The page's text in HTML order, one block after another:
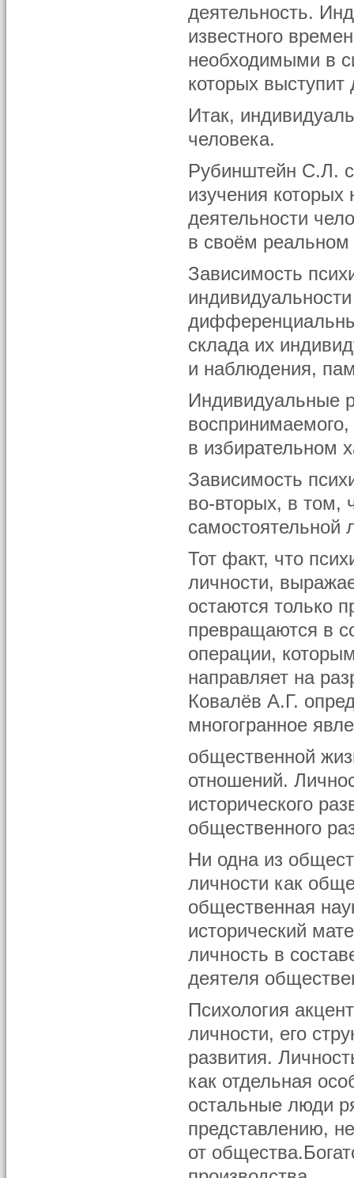
деятельность.
известного
необходимыми в
которых
Итак,
человека.
Рубинштейн С.Л.
изучения которых
деятельности
в своём реальном
Зависимость
склада их
и наблюдения,
Индивидуальные
в избирательном
Зависимость
во-вторых, в том,
самостоятельной
Тот факт, что
личности,
остаются только
превращаются в
операции,
направляет на
Ковалёв А.Г.
многогранное
общественной
отношений.
исторического
общественного
Ни одна из
личности как
общественная
исторический
личность в
деятеля
Психология
личности, его
развития.
как отдельная
остальные люди
представлению,
от